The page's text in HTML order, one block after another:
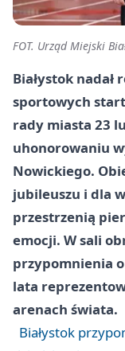
FOT. Urząd Miejski
Białystok nadał
sportowych
rady miasta 23
uhonorowaniu
Nowickiego.
jubileuszu i dla
przestrzenią
emocji. W sali
przypomnienia
lata
arenach świata.
Białystok